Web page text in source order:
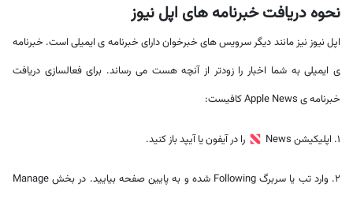
نحوه دریافت خبرنامه های اپل نیوز
اپل نیوز نیز مانند دیگر سرویس های خبرخوان دارای خبرنامه ی ایمیلی است. خبرنامه
ی ایمیلی به شما اخبار را زودتر از آنچه هست می رساند. برای فعالسازی دریافت
خبرنامه ی Apple News کافیست:
1. اپلیکیشن News را در آیفون یا آیپد باز کنید.
2. وارد تب یا سربرگ Following شده و به پایین صفحه بیایید. در بخش Manage